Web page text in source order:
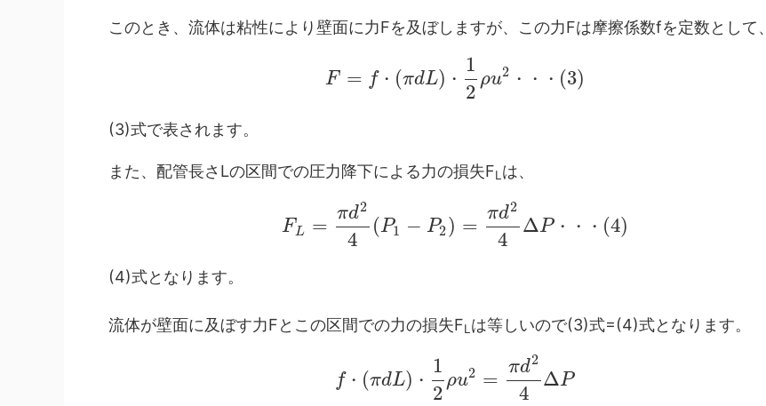
このとき、流体は粘性により壁面に力Fを及ぼしますが、この力Fは摩擦係数fを定数として、
F = f ・ (πdL) ・
1
2
ρu2 ・ ・ ・ (3)
(3)式で表されます。
また、配管長さLの区間での圧力降下による力の損失FLは、
F L =
πd2
4
(P1 − P2 ) =
πd2
4
ΔP ・ ・ ・ (4)
(4)式となります。
流体が壁面に及ぼす力Fとこの区間での力の損失FL は等しいので(3)式=(4)式となります。
f・ (πdL) ・
1
2
ρu2 =
πd2
4
ΔP